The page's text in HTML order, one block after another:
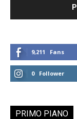
9,211 Fans
0 Follower
PRIMO PIANO